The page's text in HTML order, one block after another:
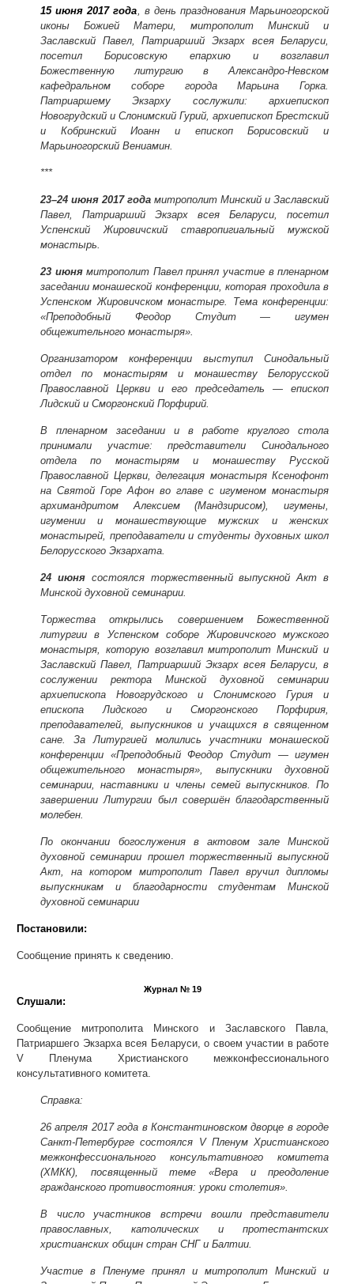
15 июня 2017 года, в день празднования Марьиногорской
иконы Божией Матери, митрополит Минский и
Заславский Павел, Патриарший Экзарх всея Беларуси,
посетил Борисовскую епархию и возглавил
Божественную литургию в Александро-Невском
кафедральном соборе города Марьина Горка.
Патриаршему Экзарху сослужили: архиепископ
Новогрудский и Слонимский Гурий, архиепископ Брестский
и Кобринский Иоанн и епископ Борисовский и
Марьиногорский Вениамин.
***
23–24 июня 2017 года митрополит Минский и Заславский
Павел, Патриарший Экзарх всея Беларуси, посетил
Успенский Жировичский ставропигиальный мужской
монастырь.
23 июнямитрополит Павел принял участие в пленарном
заседании монашеской конференции, которая проходила в
Успенском Жировичском монастыре. Тема конференции:
«Преподобный Феодор Студит — игумен
общежительного монастыря».
Организатором конференции выступил Синодальный
отдел по монастырям и монашеству Белорусской
Православной Церкви и его председатель — епископ
Лидский и Сморгонский Порфирий.
В пленарном заседании и в работе круглого стола
принимали участие: представители Синодального
отдела по монастырям и монашеству Русской
Православной Церкви, делегация монастыря Ксенофонт
на Святой Горе Афон во главе с игуменом монастыря
архимандритом Алексием (Мандзирисом), игумены,
игумении и монашествующие мужских и женских
монастырей, преподаватели и студенты духовных школ
Белорусского Экзархата.
24 июнясостоялся торжественный выпускной Акт в
Минской духовной семинарии.
Торжества открылись совершением Божественной
литургии в Успенском соборе Жировичского мужского
монастыря, которую возглавил митрополит Минский и
Заславский Павел, Патриарший Экзарх всея Беларуси, в
сослужении ректора Минской духовной семинарии
архиепископа Новогрудского и Слонимского Гурия и
епископа Лидского и Сморгонского Порфирия,
преподавателей, выпускников и учащихся в священном
сане. За Литургией молились участники монашеской
конференции «Преподобный Феодор Студит — игумен
общежительного монастыря», выпускники духовной
семинарии, наставники и члены семей выпускников. По
завершении Литургии был совершён благодарственный
молебен.
По окончании богослужения в актовом зале Минской
духовной семинарии прошел торжественный выпускной
Акт, на котором митрополит Павел вручил дипломы
выпускникам и благодарности студентам Минской
духовной семинарии
Постановили:
Сообщение принять к сведению.
Журнал № 19
Слушали:
Сообщение митрополита Минского и Заславского Павла,
Патриаршего Экзарха всея Беларуси, о своем участии в работе
V Пленума Христианского межконфессионального
консультативного комитета.
Справка:
26 апреля 2017 года в Константиновском дворце в городе
Санкт-Петербурге состоялся V Пленум Христианского
межконфессионального консультативного комитета
(ХМКК), посвященный теме «Вера и преодоление
гражданского противостояния: уроки столетия».
В число участников встречи вошли представители
православных, католических и протестантских
христианских общин стран СНГ и Балтии.
Участие в Пленуме принял и митрополит Минский и